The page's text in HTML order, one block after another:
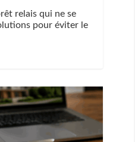
relais qui ne se
pour éviter le